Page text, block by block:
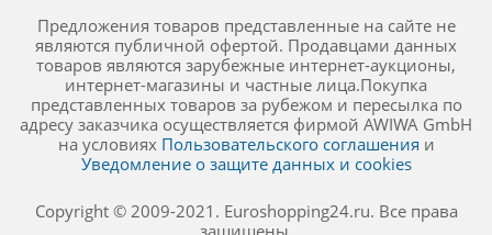
Предложения товаров представленные на сайте не
являются публичной офертой. Продавцами данных
товаров являются зарубежные интернет-аукционы,
интернет-магазины и частные лица.Покупка
представленных товаров за рубежом и пересылка по
адресу заказчика осуществляется фирмой AWIWA GmbH
на условиях Пользовательского соглашения и
Уведомление о защите данных и cookies
Copyright © 2009-2021. Euroshopping24.ru. Все права